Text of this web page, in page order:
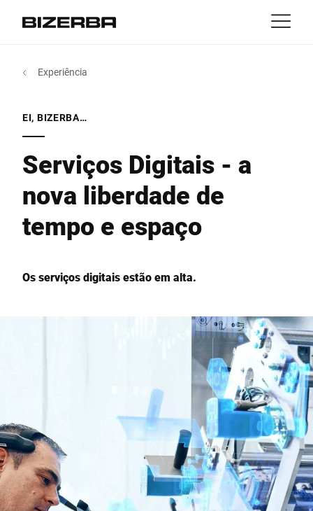
Experiência
MyBizerba
América
Austrália
África
EI, BIZERBA…
Serviços Digitais - a
nova liberdade de
tempo e espaço
Os serviços digitais estão em alta.
Experiência